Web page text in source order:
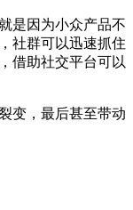
是因为小众产品不
社群可以迅速抓住
借助社交平台可以
变，最后甚至带动